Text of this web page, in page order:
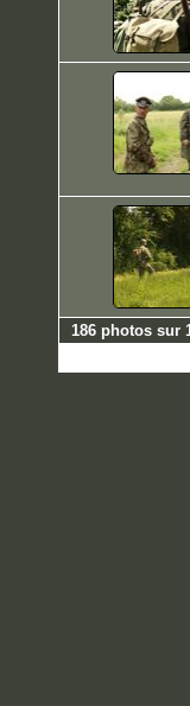
186 photos sur